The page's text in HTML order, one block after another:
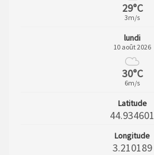
29°C
3m/s
lundi
10 août 2026
30°C
6m/s
Latitude
44.934601
Longitude
3.210189